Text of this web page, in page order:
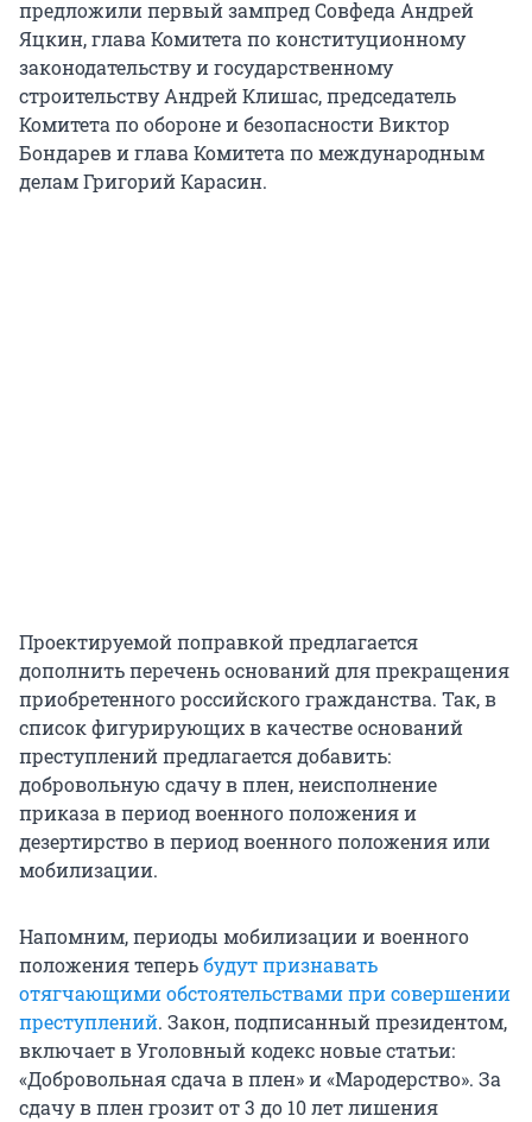
предложили первый зампред Совфеда Андрей
Яцкин, глава Комитета по конституционному
законодательству и государственному
строительству Андрей Клишас, председатель
Комитета по обороне и безопасности Виктор
Бондарев и глава Комитета по международным
делам Григорий Карасин.
Проектируемой поправкой предлагается
дополнить перечень оснований для прекращения
приобретенного российского гражданства. Так, в
список фигурирующих в качестве оснований
преступлений предлагается добавить:
добровольную сдачу в плен, неисполнение
приказа в период военного положения и
дезертирство в период военного положения или
мобилизации.
Напомним, периоды мобилизации и военного
положения теперьбудут признавать
отягчающими обстоятельствами при совершении
преступлений. Закон, подписанный президентом,
включает в Уголовный кодекс новые статьи:
«Добровольная сдача в плен» и «Мародерство». За
сдачу в плен грозит от 3 до 10 лет лишения